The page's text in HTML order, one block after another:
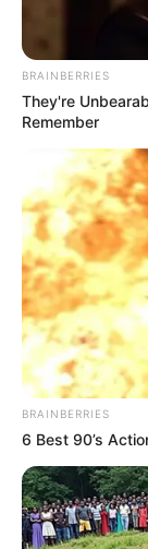
Jimin CLASS:y
Ji Soo
BRAINBERRIES
They're
Remember
BRAINBERRIES
6 Best 90’s